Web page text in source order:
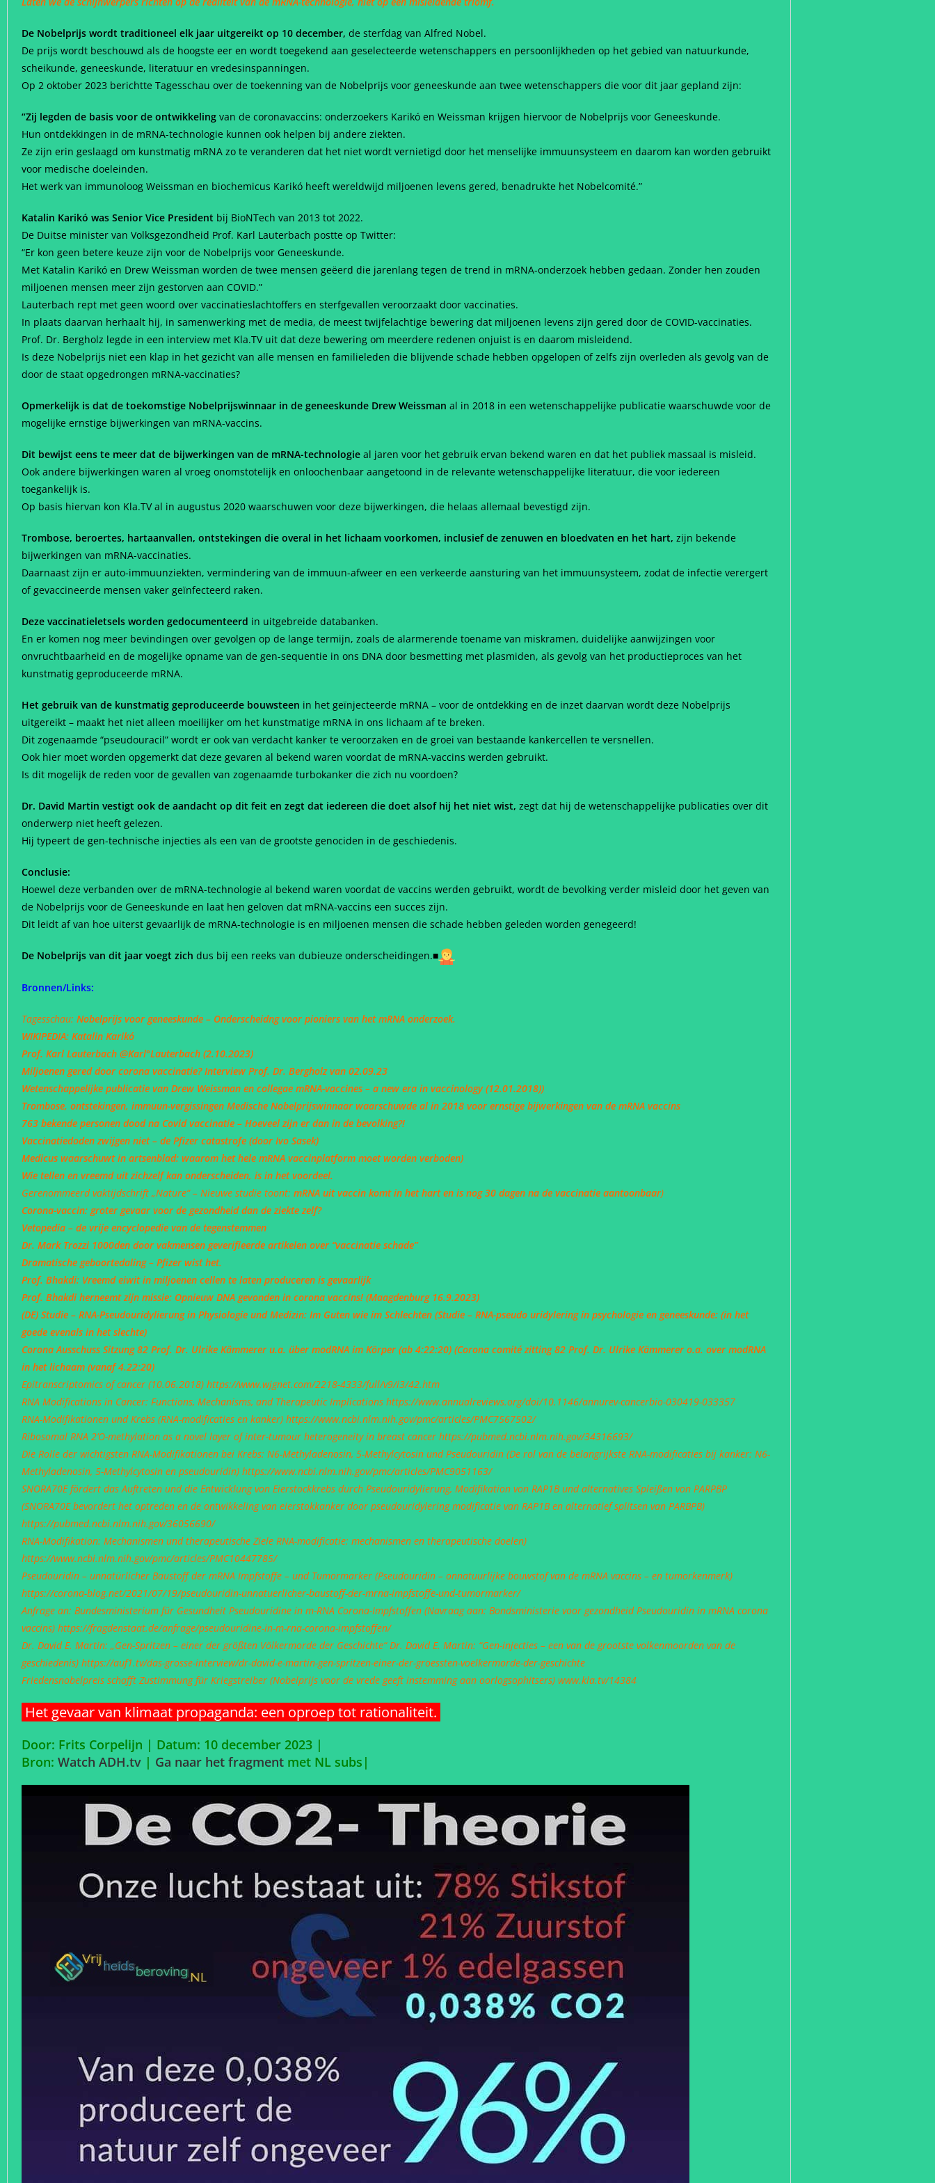
De Nobelprijs wordt traditioneel elk jaar uitgereikt op 10 december, de sterfdag van Alfred Nobel.
De prijs wordt beschouwd als de hoogste eer en wordt toegekend aan geselecteerde wetenschappers en persoonlijkheden op het gebied van natuurkunde,
scheikunde, geneeskunde, literatuur en vredesinspanningen.
Op 2 oktober 2023 berichtte Tagesschau over de toekenning van de Nobelprijs voor geneeskunde aan twee wetenschappers die voor dit jaar gepland zijn:
“Zij legden de basis voor de ontwikkeling van de coronavaccins: onderzoekers Karikó en Weissman krijgen hiervoor de Nobelprijs voor Geneeskunde.
Hun ontdekkingen in de mRNA-technologie kunnen ook helpen bij andere ziekten.
Ze zijn erin geslaagd om kunstmatig mRNA zo te veranderen dat het niet wordt vernietigd door het menselijke immuunsysteem en daarom kan worden gebruikt
voor medische doeleinden.
Het werk van immunoloog Weissman en biochemicus Karikó heeft wereldwijd miljoenen levens gered, benadrukte het Nobelcomité.”
Katalin Karikó was Senior Vice President bij BioNTech van 2013 tot 2022.
De Duitse minister van Volksgezondheid Prof. Karl Lauterbach postte op Twitter:
“Er kon geen betere keuze zijn voor de Nobelprijs voor Geneeskunde.
Met Katalin Karikó en Drew Weissman worden de twee mensen geëerd die jarenlang tegen de trend in mRNA-onderzoek hebben gedaan. Zonder hen zouden
miljoenen mensen meer zijn gestorven aan COVID.”
Lauterbach rept met geen woord over vaccinatieslachtoffers en sterfgevallen veroorzaakt door vaccinaties.
In plaats daarvan herhaalt hij, in samenwerking met de media, de meest twijfelachtige bewering dat miljoenen levens zijn gered door de COVID-vaccinaties.
Prof. Dr. Bergholz legde in een interview met Kla.TV uit dat deze bewering om meerdere redenen onjuist is en daarom misleidend.
Is deze Nobelprijs niet een klap in het gezicht van alle mensen en familieleden die blijvende schade hebben opgelopen of zelfs zijn overleden als gevolg van de
door de staat opgedrongen mRNA-vaccinaties?
Opmerkelijk is dat de toekomstige Nobelprijswinnaar in de geneeskunde Drew Weissman al in 2018 in een wetenschappelijke publicatie waarschuwde voor de
mogelijke ernstige bijwerkingen van mRNA-vaccins.
Dit bewijst eens te meer dat de bijwerkingen van de mRNA-technologie al jaren voor het gebruik ervan bekend waren en dat het publiek massaal is misleid.
Ook andere bijwerkingen waren al vroeg onomstotelijk en onloochenbaar aangetoond in de relevante wetenschappelijke literatuur, die voor iedereen
toegankelijk is.
Op basis hiervan kon Kla.TV al in augustus 2020 waarschuwen voor deze bijwerkingen, die helaas allemaal bevestigd zijn.
Trombose, beroertes, hartaanvallen, ontstekingen die overal in het lichaam voorkomen, inclusief de zenuwen en bloedvaten en het hart, zijn bekende
bijwerkingen van mRNA-vaccinaties.
Daarnaast zijn er auto-immuunziekten, vermindering van de immuun-afweer en een verkeerde aansturing van het immuunsysteem, zodat de infectie verergert
of gevaccineerde mensen vaker geïnfecteerd raken.
Deze vaccinatieletsels worden gedocumenteerd in uitgebreide databanken.
En er komen nog meer bevindingen over gevolgen op de lange termijn, zoals de alarmerende toename van miskramen, duidelijke aanwijzingen voor
onvruchtbaarheid en de mogelijke opname van de gen-sequentie in ons DNA door besmetting met plasmiden, als gevolg van het productieproces van het
kunstmatig geproduceerde mRNA.
Het gebruik van de kunstmatig geproduceerde bouwsteen in het geïnjecteerde mRNA – voor de ontdekking en de inzet daarvan wordt deze Nobelprijs
uitgereikt – maakt het niet alleen moeilijker om het kunstmatige mRNA in ons lichaam af te breken.
Dit zogenaamde “pseudouracil” wordt er ook van verdacht kanker te veroorzaken en de groei van bestaande kankercellen te versnellen.
Ook hier moet worden opgemerkt dat deze gevaren al bekend waren voordat de mRNA-vaccins werden gebruikt.
Is dit mogelijk de reden voor de gevallen van zogenaamde turbokanker die zich nu voordoen?
Dr. David Martin vestigt ook de aandacht op dit feit en zegt dat iedereen die doet alsof hij het niet wist, zegt dat hij de wetenschappelijke publicaties over dit
onderwerp niet heeft gelezen.
Hij typeert de gen-technische injecties als een van de grootste genociden in de geschiedenis.
Conclusie:
Hoewel deze verbanden over de mRNA-technologie al bekend waren voordat de vaccins werden gebruikt, wordt de bevolking verder misleid door het geven van
de Nobelprijs voor de Geneeskunde en laat hen geloven dat mRNA-vaccins een succes zijn.
Dit leidt af van hoe uiterst gevaarlijk de mRNA-technologie is en miljoenen mensen die schade hebben geleden worden genegeerd!
De Nobelprijs van dit jaar voegt zich dus bij een reeks van dubieuze onderscheidingen.■
Bronnen/Links:
Tagesschau: Nobelprijs voor geneeskunde – Onderscheidng voor pioniers van het mRNA onderzoek.
WIKIPEDIA: Katalin Karikó
Prof. Karl Lauterbach @Karl°Lauterbach (2.10.2023)
Miljoenen gered door corona vaccinatie? Interview Prof. Dr. Bergholz van 02.09.23
Wetenschappelijke publicatie van Drew Weissman en collegae mRNA-vaccines – a new era in vaccinology (12.01.2018))
Trombose, ontstekingen, immuun-vergissingen Medische Nobelprijswinnaar waarschuwde al in 2018 voor ernstige bijwerkingen van de mRNA vaccins
763 bekende personen dood na Covid vaccinatie – Hoeveel zijn er dan in de bevolking?!
Vaccinatiedoden zwijgen niet – de Pfizer catastrofe (door Ivo Sasek)
Medicus waarschuwt in artsenblad: waarom het hele mRNA vaccinplatform moet worden verboden)
Wie tellen en vreemd uit zichzelf kan onderscheiden, is in het voordeel.
Gerenommeerd vaktijdschrift „Nature“ – Nieuwe studie toont: mRNA uit vaccin komt in het hart en is nog 30 dagen na de vaccinatie aantoonbaar)
Corona-vaccin: groter gevaar voor de gezondheid dan de ziekte zelf?
Vetopedia – de vrije encyclopedie van de tegenstemmen
Dr. Mark Trozzi 1000den door vakmensen geverifieerde artikelen over “vaccinatie schade”
Dramatische geboortedaling – Pfizer wist het.
Prof. Bhakdi: Vreemd eiwit in miljoenen cellen te laten produceren is gevaarlijk
Prof. Bhakdi herneemt zijn missie: Opnieuw DNA gevonden in corona vaccins! (Maagdenburg 16.9.2023)
(DE) Studie – RNA-Pseudouridylierung in Physiologie und Medizin: Im Guten wie im Schlechten (Studie – RNA-pseudo uridylering in psychologie en geneeskunde: (in het
goede evenals in het slechte)
Corona Ausschuss Sitzung 82 Prof. Dr. Ulrike Kämmerer u.a. über modRNA im Körper (ab 4:22:20) (Corona comité zitting 82 Prof. Dr. Ulrike Kämmerer o.a. over modRNA
in het lichaam (vanaf 4.22:20)
Epitranscriptomics of cancer (10.06.2018) https://www.wjgnet.com/2218-4333/full/v9/i3/42.htm
RNA Modifications in Cancer: Functions, Mechanisms, and Therapeutic Implications https://www.annualreviews.org/doi/10.1146/annurev-cancerbio-030419-033357
RNA-Modifikationen und Krebs (RNA-modificaties en kanker) https://www.ncbi.nlm.nih.gov/pmc/articles/PMC7567502/
Ribosomal RNA 2’O-methylation as a novel layer of inter-tumour heterogeneity in breast cancer https://pubmed.ncbi.nlm.nih.gov/34316693/
Die Rolle der wichtigsten RNA-Modifikationen bei Krebs: N6-Methyladenosin, 5-Methylcytosin und Pseudouridin (De rol van de belangrijkste RNA-modificaties bij kanker: N6-
Methyladenosin, 5-Methylcytosin en pseudouridin) https://www.ncbi.nlm.nih.gov/pmc/articles/PMC9051163/
SNORA70E fördert das Auftreten und die Entwicklung von Eierstockkrebs durch Pseudouridylierung, Modifikation von RAP1B und alternatives Spleißen von PARPBP
(SNORA70E bevordert het optreden en de ontwikkeling van eierstokkanker door pseudouridylering modificatie van RAP1B en alternatief splitsen van PARBPB)
https://pubmed.ncbi.nlm.nih.gov/36056690/
RNA-Modifikation: Mechanismen und therapeutische Ziele RNA-modificatie: mechanismen en therapeutische doelen)
https://www.ncbi.nlm.nih.gov/pmc/articles/PMC10447785/
Pseudouridin – unnatürlicher Baustoff der mRNA Impfstoffe – und Tumormarker (Pseudouridin – onnatuurlijke bouwstof van de mRNA vaccins – en tumorkenmerk)
https://corona-blog.net/2021/07/19/pseudouridin-unnatuerlicher-baustoff-der-mrna-impfstoffe-und-tumormarker/
Anfrage an: Bundesministerium für Gesundheit Pseudouridine in m-RNA Corona-Impfstoffen (Navraag aan: Bondsministerie voor gezondheid Pseudouridin in mRNA corona
vaccins) https://fragdenstaat.de/anfrage/pseudouridine-in-m-rna-corona-impfstoffen/
Dr. David E. Martin: „Gen-Spritzen – einer der größten Völkermorde der Geschichte“ Dr. David E. Martin: “Gen-injecties – een van de grootste volkenmoorden van de
geschiedenis) https://auf1.tv/das-grosse-interview/dr-david-e-martin-gen-spritzen-einer-der-groessten-voelkermorde-der-geschichte
Friedensnobelpreis schafft Zustimmung für Kriegstreiber (Nobelprijs voor de vrede geeft instemming aan oorlogsophitsers) www.kla.tv/14384
Het gevaar van klimaat propaganda: een oproep tot rationaliteit.
Door: Frits Corpelijn | Datum: 10 december 2023 |
Bron: Watch ADH.tv | Ga naar het fragment met NL subs|